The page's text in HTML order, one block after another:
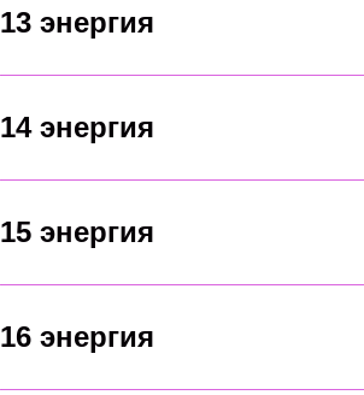
13 энергия
14 энергия
15 энергия
16 энергия